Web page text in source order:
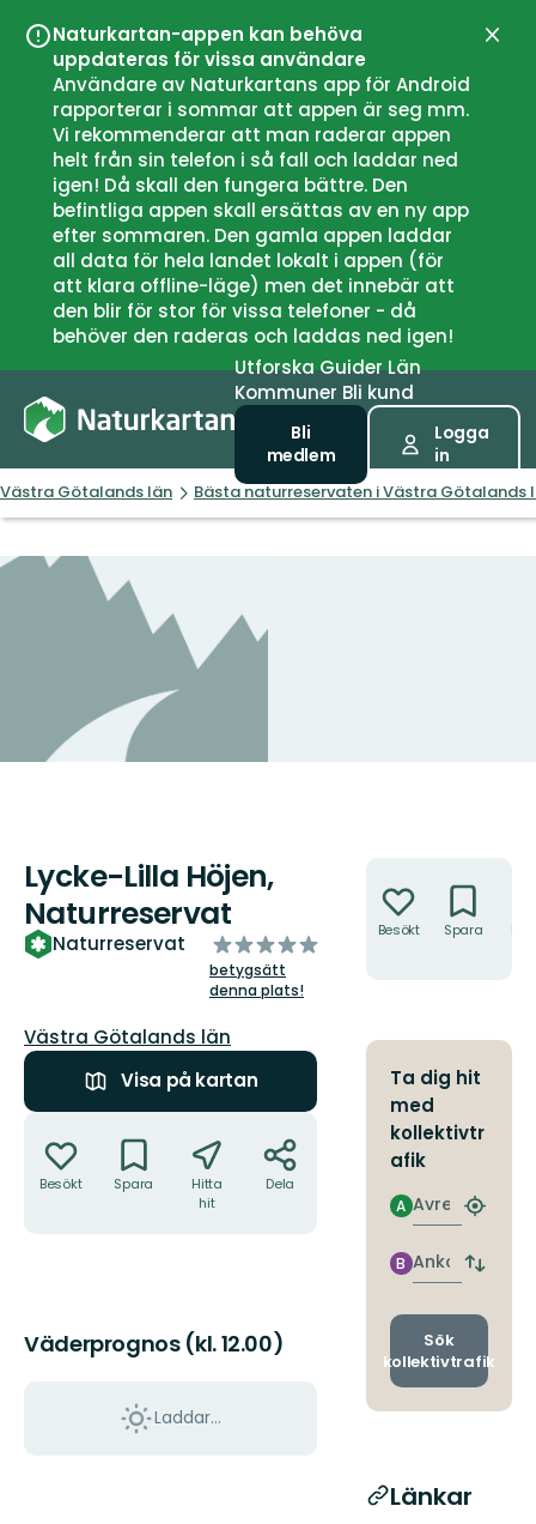
Naturkartan-appen kan behöva
uppdateras för vissa användare
Användare av Naturkartans app för Android
rapporterar i sommar att appen är seg mm.
Vi rekommenderar att man raderar appen
helt från sin telefon i så fall och laddar ned
igen! Då skall den fungera bättre. Den
befintliga appen skall ersättas av en ny app
efter sommaren. Den gamla appen laddar
all data för hela landet lokalt i appen (för
att klara offline-läge) men det innebär att
den blir för stor för vissa telefoner - då
behöver den raderas och laddas ned igen!
UtforskaGuiderLän
Kommuner Bli kund
Bli
medlem
Logga
in
Västra Götalands län Bästa naturreservaten i Västra Götalands
Lycke-Lilla Höjen,
Naturreservat
Naturreservat
av
5
stjärnor
betygsätt
denna plats!
Län:
Västra Götalands län
Visa på kartan
Besökt Spara
Hitta
hit
Dela
Väderprognos (kl. 12.00)
Laddar...
Besökt Spara
Ta dig hit
med
kollektivtr
afik
Avresa
A
Hitta
Ankomst
B
Byt
och
Sök
kollektivtrafik
Länkar